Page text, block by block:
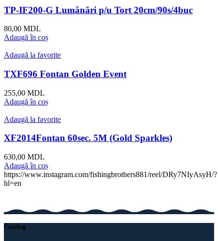
TP-IF200-G Lumânări p/u Tort 20cm/90s/4buc
80,00 MDL
Adaugă în coș
Adaugă la favorite
TXF696 Fontan Golden Event
255,00 MDL
Adaugă în coș
Adaugă la favorite
XF2014Fontan 60sec. 5M (Gold Sparkles)
630,00 MDL
Adaugă în coș
https://www.instagram.com/fishingbrothers881/reel/DRy7NIyAsyH/?
hl=en
Catalog